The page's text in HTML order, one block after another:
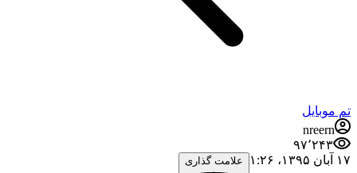
تم موبایل
nreern
۹۷٬۲۴۳
۱۷ آبان ۱۳۹۵،‏ ۱:۲۶
علامت گذاری